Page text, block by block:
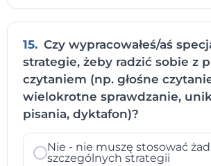
15. Czy wypracowałeś/aś
strategie, żeby radzić sobie z
czytaniem (np. głośne
wielokrotne sprawdzanie,
pisania, dyktafon)?
Nie - nie muszę stosować
szczególnych strategii